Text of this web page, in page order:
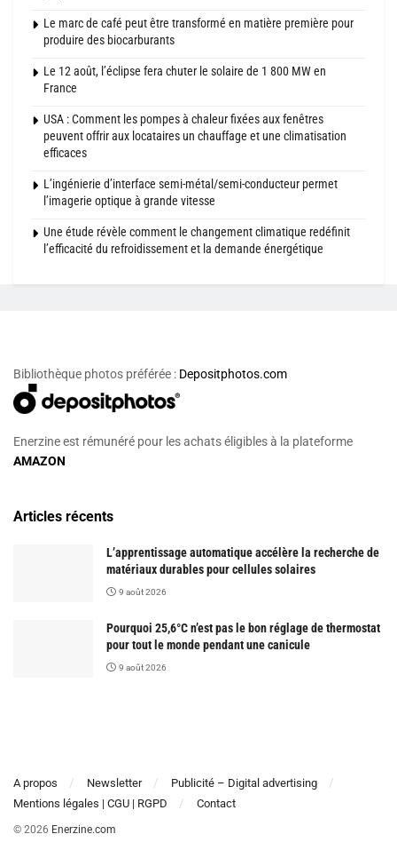
Le marc de café peut être transformé en matière première pour
produire des biocarburants
Le 12 août, l’éclipse fera chuter le solaire de 1 800 MW en
France
USA : Comment les pompes à chaleur fixées aux fenêtres
peuvent offrir aux locataires un chauffage et une climatisation
efficaces
L’ingénierie d’interface semi-métal/semi-conducteur permet
l’imagerie optique à grande vitesse
Une étude révèle comment le changement climatique redéfinit
l’efficacité du refroidissement et la demande énergétique
Bibliothèque photos préférée : Depositphotos.com
Enerzine est rémunéré pour les achats éligibles à la plateforme
AMAZON
Articles récents
L’apprentissage automatique accélère la recherche de
matériaux durables pour cellules solaires
9 août 2026
Pourquoi 25,6°C n’est pas le bon réglage de thermostat
pour tout le monde pendant une canicule
9 août 2026
A propos Newsletter
Publicité – Digital advertising
Mentions légales | CGU | RGPD
Contact
© 2026 Enerzine.com